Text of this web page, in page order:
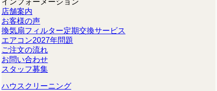
インフォーメーション
店舗案内
お客様の声
換気扇フィルター定期交換サービス
エアコン2027年問題
ご注文の流れ
お問い合わせ
スタッフ募集
ハウスクリーニング